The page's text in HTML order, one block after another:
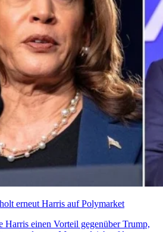
erneut Harris auf Polymarket
Harris einen Vorteil gegenüber Trump,